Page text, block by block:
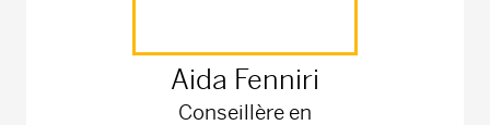
Aida Fenniri
Conseillère en